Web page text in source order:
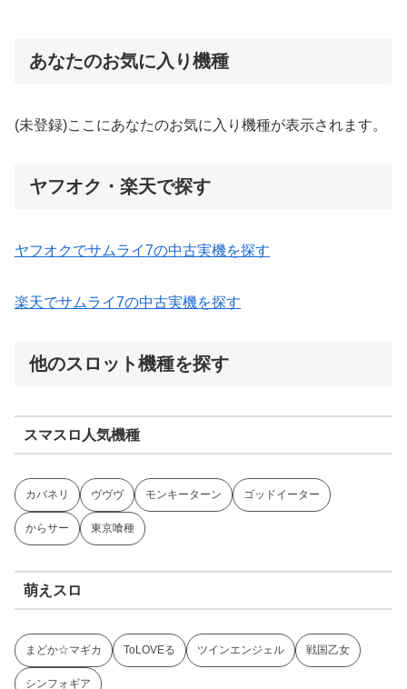
あなたのお気に入り機種
(未登録)ここにあなたのお気に入り機種が表示されます。
ヤフオク・楽天で探す
ヤフオクでサムライ7の中古実機を探す
楽天でサムライ7の中古実機を探す
他のスロット機種を探す
スマスロ人気機種
カバネリ ヴヴヴ モンキーターン ゴッドイーター
からサー 東京喰種
萌えスロ
まどか☆マギカ ToLOVEる ツインエンジェル 戦国乙女
シンフォギア